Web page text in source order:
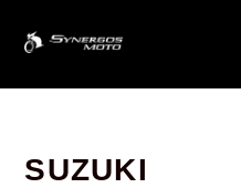
SUZUKI